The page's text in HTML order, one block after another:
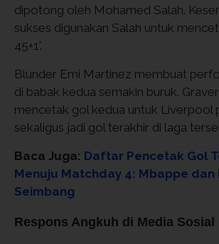
dipotong oleh Mohamed Salah.
sukses digunakan Salah untuk
45+1'.
Blunder Emi Martinez membuat
di babak kedua semakin buruk.
mencetak gol kedua untuk Liverpool
sekaligus jadi gol terakhir di laga
Baca Juga: Daftar Pencetak Gol
Menuju Matchday 4: Mbappe dan
Seimbang
Respons Angkuh di Media Sosial